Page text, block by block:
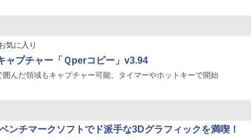
気に入り
ャプチャー「Ｑperコピー」v3.94
囲んだ領域もキャプチャー可能、タイマーやホットキーで開始
ベンチマークソフトでド派手な3Dグラフィックを満喫！